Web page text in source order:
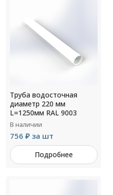
Труба водосточная
диаметр 220 мм
L=1250мм RAL 9003
В наличии
756 ₽ за шт
Подробнее